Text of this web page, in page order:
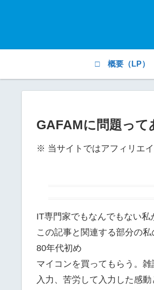
□ 概要（LP）
GAFAMに問題って
※ 当サイトではアフィリエ
IT専門家でもなんでもない私
この記事と関連する部分の
80年代初め
マイコンを買ってもらう。
入力、苦労して入力した感